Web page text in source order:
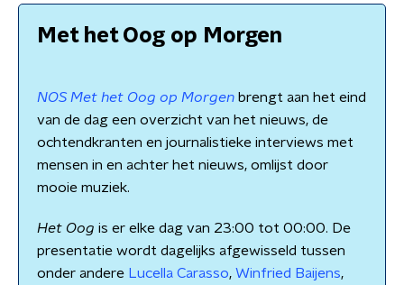
Met het Oog op Morgen
NOS Met het Oog op Morgen brengt aan het eind
van de dag een overzicht van het nieuws, de
ochtendkranten en journalistieke interviews met
mensen in en achter het nieuws, omlijst door
mooie muziek.
Het Oog is er elke dag van 23:00 tot 00:00. De
presentatie wordt dagelijks afgewisseld tussen
onder andere Lucella Carasso, Winfried Baijens,